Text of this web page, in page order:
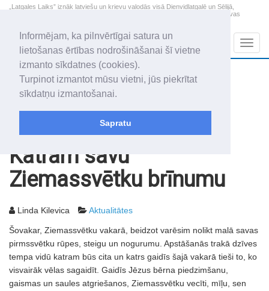
Informējam, ka pilnvērtīgai satura un
lietošanas ērtības nodrošināšanai šī vietne
izmanto sīkdatnes (cookies).
Turpinot izmantot mūsu vietni, jūs piekrītat
sīkdatņu izmantošanai.
Sapratu
„Latgales Laiks” iznāk latviešu un krievu valodās visā Dienvidlatgalē un Sēlijā,
„Latgales Laiks” latviešu valodā aptver Daugavpils valstspilsētu, Augšdaugavas
2026. gada 7. augusts
Piektdiena
Alfrēds, Fredis, Madars
+20.6
Katram savu
Ziemassvētku brīnumu
Linda Kilevica Aktualitātes
Šovakar, Ziemassvētku vakarā, beidzot varēsim nolikt malā savas
pirmssvētku rūpes, steigu un nogurumu. Apstāšanās trakā dzīves
tempa vidū katram būs cita un katrs gaidīs šajā vakarā tieši to, ko
visvairāk vēlas sagaidīt. Gaidīs Jēzus bērna piedzimšanu,
gaismas un saules atgriešanos, Ziemassvētku vecīti, mīļu, sen